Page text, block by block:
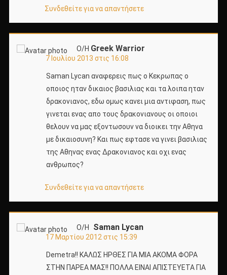
Συνδεθείτε για να απαντήσετε
Ο/Η Greek Warrior
7 Ιουλίου 2013 στις 16:08
Saman Lycan αναφερεις πως ο Κεκρωπας ο
οποιος ηταν δικαιος βασιλιας και τα λοιπα ηταν
δρακονιανος, εδω ομως κανει μια αντιφαση, πως
γινεται ενας απο τους δρακονιανους οι οποιοι
θελουν να μας εξοντωσουν να διοικει την Αθηνα
με δικαιοσυνη? Και πως εφτασε να γινει βασιλιας
της Αθηνας ενας Δρακονιανος και οχι ενας
ανθρωπος?
Συνδεθείτε για να απαντήσετε
Ο/Η Saman Lycan
17 Μαρτίου 2012 στις 15:39
Demetra!! ΚΑΛΩΣ ΗΡΘΕΣ ΓΙΑ ΜΙΑ ΑΚΟΜΑ ΦΟΡΑ
ΣΤΗΝ ΠΑΡΕΑ ΜΑΣ!! ΠΟΛΛΑ ΕΙΝΑΙ ΑΠΙΣΤΕΥΕΤΑ ΓΙΑ